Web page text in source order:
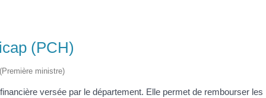
(PCH)
ministre)
versée par le département. Elle permet de rembourser les